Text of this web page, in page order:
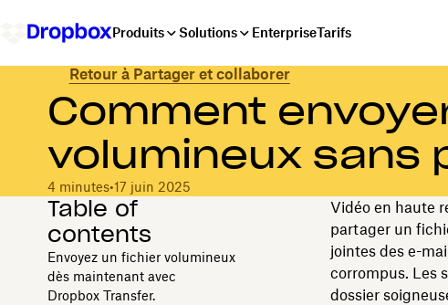
Produits Solutions EnterpriseTarifs
Retour à Partager et collaborer
Comment
volumineux sans
4 minutes•17 juin 2025
Table of
contents
Envoyez un fichier volumineux
dès maintenant avec
Dropbox Transfer.
Vidéo en haute
partager un
jointes des e-
corrompus. Les
dossier